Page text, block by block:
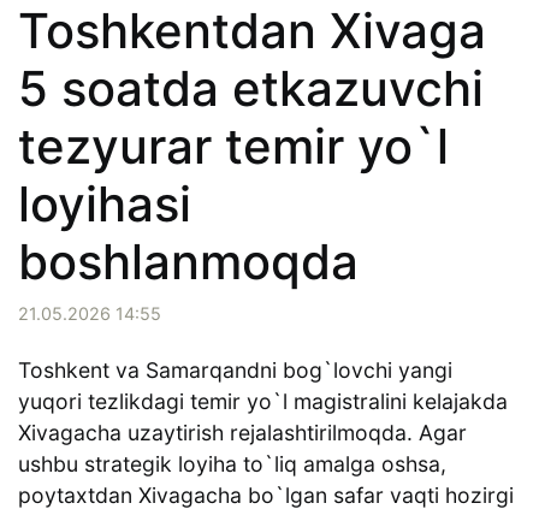
Toshkentdan Xivaga
5 soatda etkazuvchi
tezyurar temir yo`l
loyihasi
boshlanmoqda
21.05.2026 14:55
Toshkent va Samarqandni bog`lovchi yangi
yuqori tezlikdagi temir yo`l magistralini kelajakda
Xivagacha uzaytirish rejalashtirilmoqda. Agar
ushbu strategik loyiha to`liq amalga oshsa,
poytaxtdan Xivagacha bo`lgan safar vaqti hozirgi